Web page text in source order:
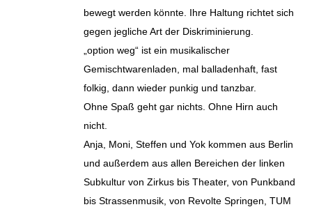
bewegt werden könnte. Ihre Haltung richtet sich
gegen jegliche Art der Diskriminierung.
„option weg“ ist ein musikalischer
Gemischtwarenladen, mal balladenhaft, fast
folkig, dann wieder punkig und tanzbar.
Ohne Spaß geht gar nichts. Ohne Hirn auch
nicht.
Anja, Moni, Steffen und Yok kommen aus Berlin
und außerdem aus allen Bereichen der linken
Subkultur von Zirkus bis Theater, von Punkband
bis Strassenmusik, von Revolte Springen, TUM